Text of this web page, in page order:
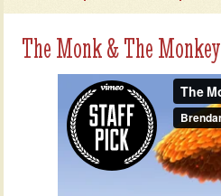
The Monk & The Monkey